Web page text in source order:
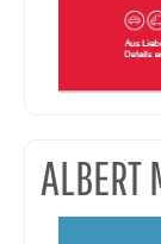
ALBERT